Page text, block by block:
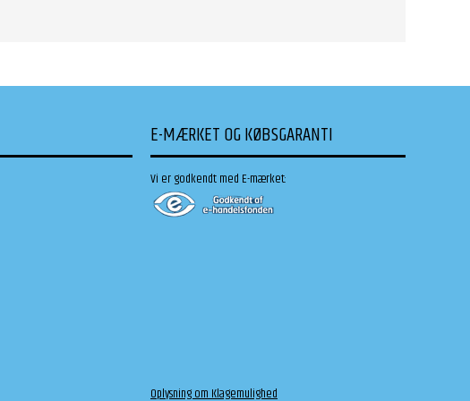
E-MÆRKET OG KØBSGARANTI
Vi er godkendt med E-mærket:
Oplysning om Klagemulighed